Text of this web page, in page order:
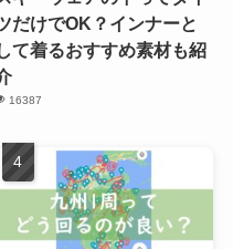
だけでOK？インナーと
て着るおすすめ素材も紹
16387